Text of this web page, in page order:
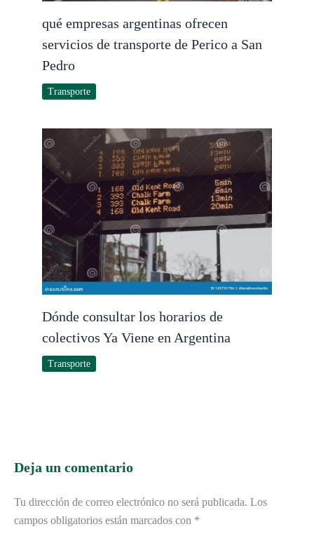
qué empresas argentinas ofrecen
servicios de transporte de Perico a San
Pedro
Transporte
Dónde consultar los horarios de
colectivos Ya Viene en Argentina
Transporte
Deja un comentario
Tu dirección de correo electrónico no será publicada. Los
campos obligatorios están marcados con *